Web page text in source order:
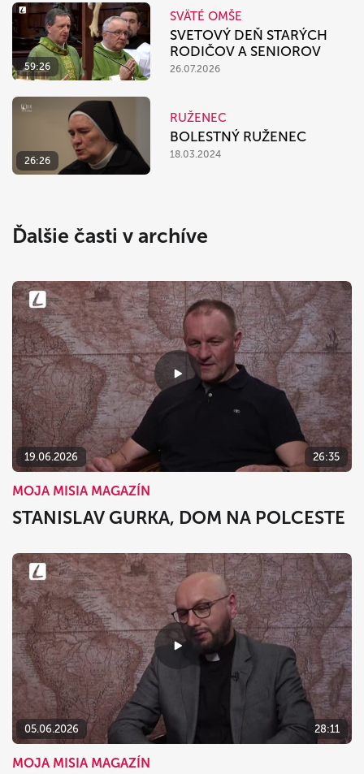
59:26
SVÄTÉ OMŠE
SVETOVÝ DEŇ STARÝCH
RODIČOV A SENIOROV
26.07.2026
26:26
RUŽENEC
BOLESTNÝ RUŽENEC
18.03.2024
Ďalšie časti v archíve
19.06.2026 26:35
MOJA MISIA MAGAZÍN
STANISLAV GURKA, DOM NA POLCESTE
05.06.2026 28:11
MOJA MISIA MAGAZÍN